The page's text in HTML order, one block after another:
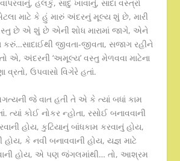
હલકું, સાદું ખાવાનું, સાદા વસ્ત્રો
માટે કે હું મારું અંદરનું મૂલ્ય શું છે, મારી
છે એ શું છે એની શોધ મારામાં જાગે, એને
કરું…સાદાઈથી જીવતા-જીવતા, સજાગ રહીને
એ, અંદરની ‘અમૂલ્ય’ વસ્તુ મેળવવા માટેના
વ્રતો, ઉપવાસો વિગેરે હતાં.
જે વાત હતી તે એ કે ત્યાં બધાં કામ
ત્યાં કોઈ નોકર ન્હોતા, રસોઈ બનાવવાની
હોય, કુટિયાનું બાંધકામ કરવાનું હોય,
હોય, કે નવી બનાવવાની હોય, યજ્ઞ માટે
હોય, એ પણ જંગલમાંથી… તો, આશ્રમ